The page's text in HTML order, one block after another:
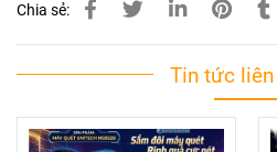
Chia sẻ:
Tin tức